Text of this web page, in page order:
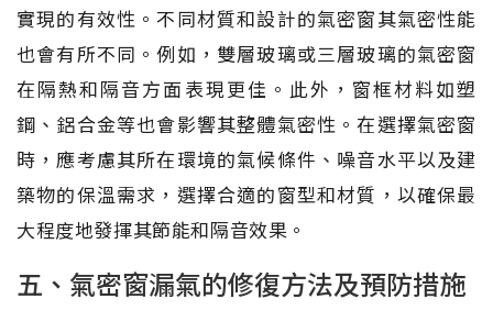
實現的有效性。不同材質和設計的氣密窗其氣密性能
也會有所不同。例如，雙層玻璃或三層玻璃的氣密窗
在隔熱和隔音方面表現更佳。此外，窗框材料如塑
鋼、鋁合金等也會影響其整體氣密性。在選擇氣密窗
時，應考慮其所在環境的氣候條件、噪音水平以及建
築物的保溫需求，選擇合適的窗型和材質，以確保最
大程度地發揮其節能和隔音效果。
五、氣密窗漏氣的修復方法及預防措施